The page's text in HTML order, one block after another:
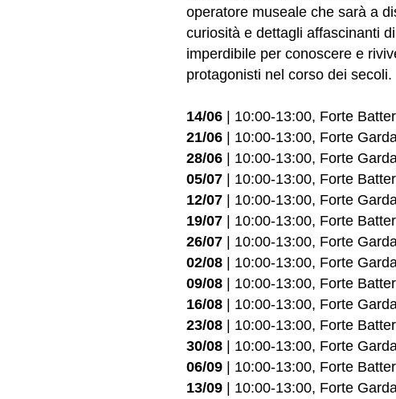
operatore museale che sarà a
curiosità e dettagli affascinanti
imperdibile per conoscere e
protagonisti nel corso dei secoli.
14/06 | 10:00-13:00, Forte
21/06 | 10:00-13:00, Forte
28/06 | 10:00-13:00, Forte
05/07 | 10:00-13:00, Forte
12/07 | 10:00-13:00, Forte
19/07 | 10:00-13:00, Forte
26/07 | 10:00-13:00, Forte
02/08 | 10:00-13:00, Forte
09/08 | 10:00-13:00, Forte
16/08 | 10:00-13:00, Forte
23/08 | 10:00-13:00, Forte
30/08 | 10:00-13:00, Forte
06/09 | 10:00-13:00, Forte
13/09 | 10:00-13:00, Forte